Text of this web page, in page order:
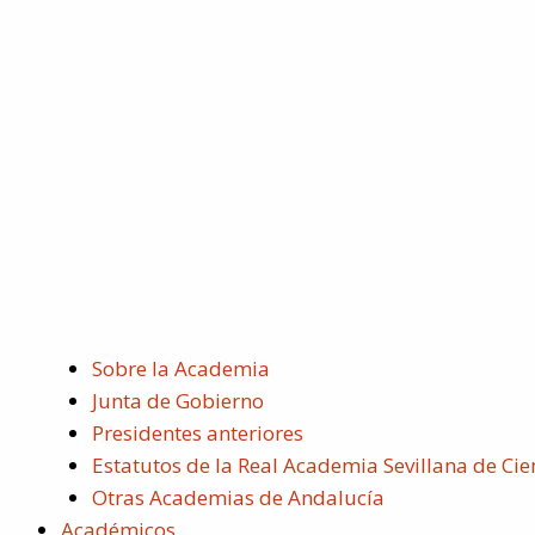
Sobre la Academia
Junta de Gobierno
Presidentes anteriores
Estatutos de la Real Academia Sevillana de
Otras Academias de Andalucía